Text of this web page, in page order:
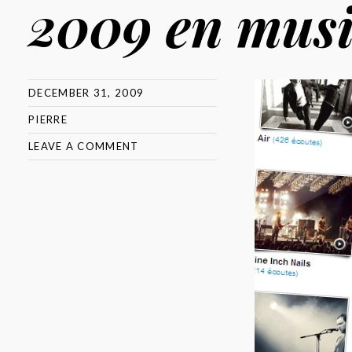
2009 en
DECEMBER 31, 2009
PIERRE
LEAVE A COMMENT